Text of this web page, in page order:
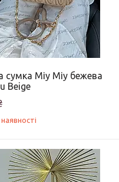
сумка Міу Міу бежева
Beige